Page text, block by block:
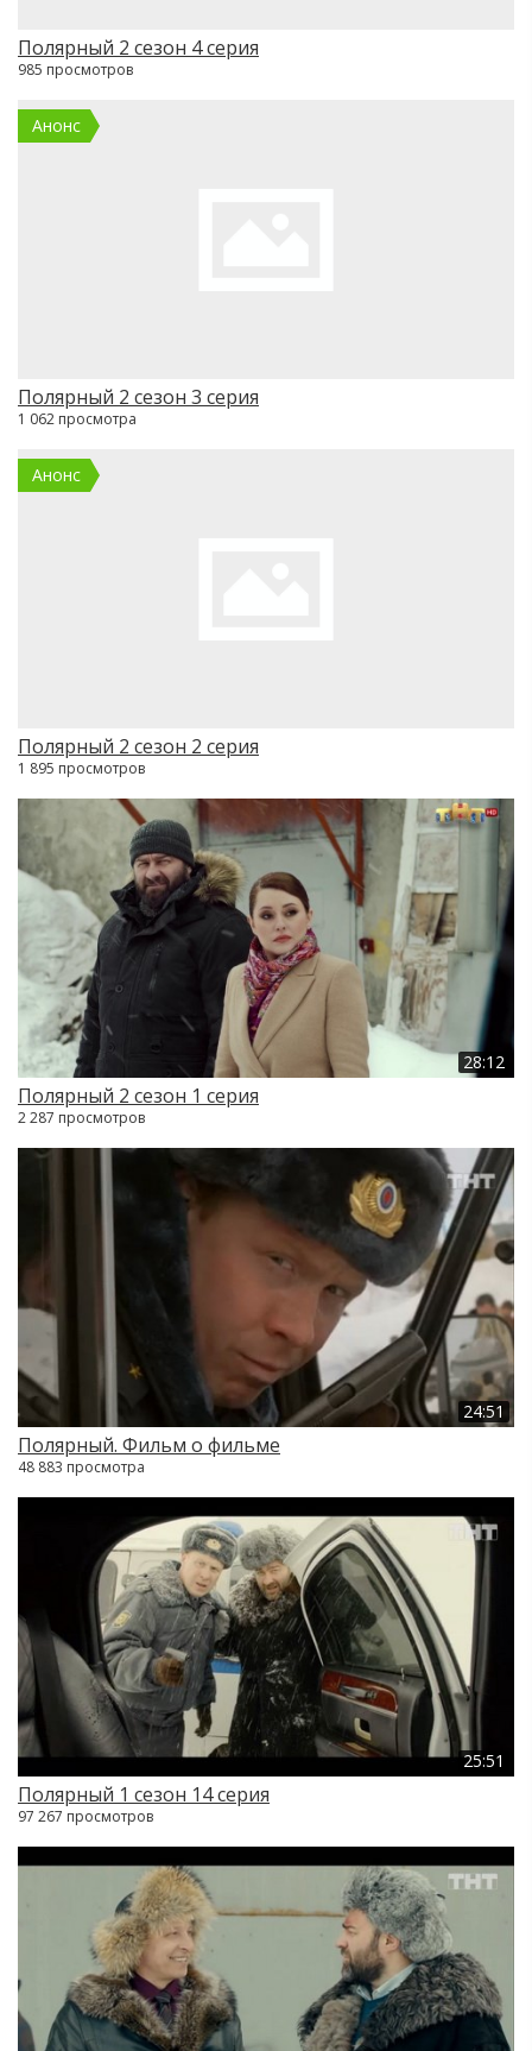
Полярный 2 сезон 4 серия
985 просмотров
Анонс
Полярный 2 сезон 3 серия
1 062 просмотра
Анонс
Полярный 2 сезон 2 серия
1 895 просмотров
28:12
Полярный 2 сезон 1 серия
2 287 просмотров
24:51
Полярный. Фильм о фильме
48 883 просмотра
25:51
Полярный 1 сезон 14 серия
97 267 просмотров